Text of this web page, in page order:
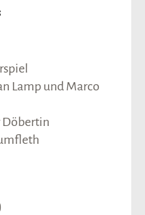
Lamp und Marco
Döbertin